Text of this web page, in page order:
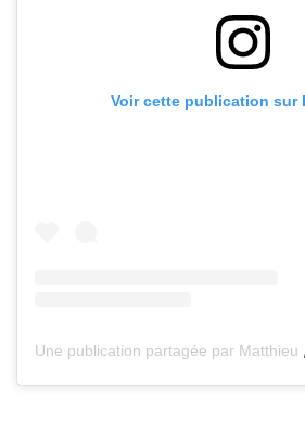
Voir cette publication sur
Une publication partagée par Matthieu